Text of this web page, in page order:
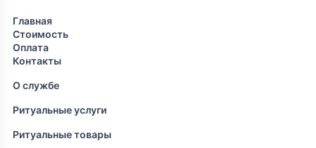
Главная
Стоимость
Оплата
Контакты
О службе
Ритуальные услуги
Ритуальные товары